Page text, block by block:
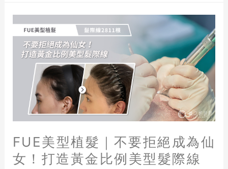
FUE美型植髮｜不要拒絕成為仙
女！打造黃金比例美型髮際線